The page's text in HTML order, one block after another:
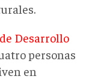
Desarrollo
personas
en